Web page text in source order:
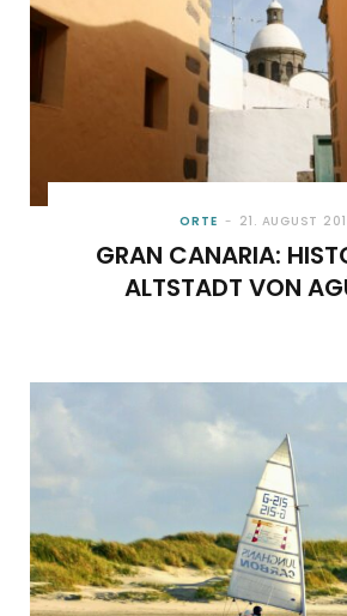
ORTE 21. AUGUST
GRAN CANARIA:
ALTSTADT VON